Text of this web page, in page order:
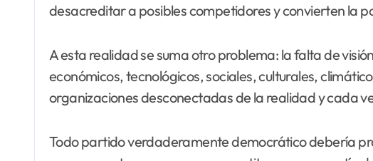
desacreditar a posibles competidores y convierten la
A esta realidad se suma otro problema: la falta de
económicos, tecnológicos, sociales, culturales,
organizaciones desconectadas de la realidad y cada
Todo partido verdaderamente democrático debería